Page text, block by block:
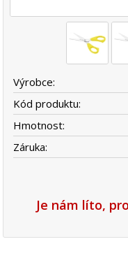
Výrobce:
Kód produktu:
Hmotnost:
Záruka:
Je nám líto,